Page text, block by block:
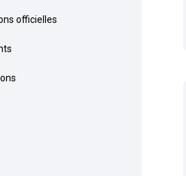
officielles